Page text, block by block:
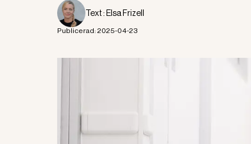
Text : Elsa Frizell
Publicerad: 2025-04-23